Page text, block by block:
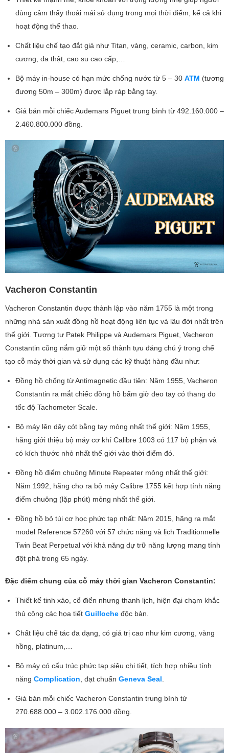
dùng cảm thấy thoải mái sử dụng trong mọi thời điểm, kể cả khi
hoạt động thể thao.
Chất liệu chế tạo đắt giá như Titan, vàng, ceramic, carbon, kim
cương, da thật, cao su cao cấp,…
Bộ máy in-house có hạn mức chống nước từ 5 – 30 ATM (tương
đương 50m – 300m) được lắp ráp bằng tay.
Giá bán mỗi chiếc Audemars Piguet trung bình từ 492.160.000 –
2.460.800.000 đồng.
Vacheron Constantin
Vacheron Constantin được thành lập vào năm 1755 là một trong
những nhà sản xuất đồng hồ hoạt động liên tục và lâu đời nhất trên
thế giới. Tương tự Patek Philippe và Audemars Piguet, Vacheron
Constantin cũng nắm giữ một số thành tựu đáng chú ý trong chế
tạo cỗ máy thời gian và sử dụng các kỹ thuật hàng đầu như:
Đồng hồ chống từ Antimagnetic đầu tiên: Năm 1955, Vacheron
Constantin ra mắt chiếc đồng hồ bấm giờ đeo tay có thang đo
tốc độ Tachometer Scale.
Bộ máy lên dây cót bằng tay mỏng nhất thế giới: Năm 1955,
hãng giới thiệu bộ máy cơ khí Calibre 1003 có 117 bộ phận và
có kích thước nhỏ nhất thế giới vào thời điểm đó.
Đồng hồ điểm chuông Minute Repeater mỏng nhất thế giới:
Năm 1992, hãng cho ra bộ máy Calibre 1755 kết hợp tính năng
điểm chuông (lặp phút) mỏng nhất thế giới.
Đồng hồ bỏ túi cơ học phức tạp nhất: Năm 2015, hãng ra mắt
model Reference 57260 với 57 chức năng và lịch Traditionnelle
Twin Beat Perpetual với khả năng dự trữ năng lượng mang tính
đột phá trong 65 ngày.
Đặc điểm chung của cỗ máy thời gian Vacheron Constantin:
Thiết kế tinh xảo, cổ điển nhưng thanh lịch, hiện đại chạm khắc
thủ công các họa tiết Guilloche độc bản.
Chất liệu chế tác đa dạng, có giá trị cao như kim cương, vàng
hồng, platinum,…
Bộ máy có cấu trúc phức tạp siêu chi tiết, tích hợp nhiều tính
năng Complication, đạt chuẩn Geneva Seal.
Giá bán mỗi chiếc Vacheron Constantin trung bình từ
270.688.000 – 3.002.176.000 đồng.